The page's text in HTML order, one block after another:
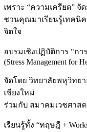
เพราะ “ความเครียด” จั
ชวนคุณมาเรียนรู้เทคนิค
จิตใจ
อบรมเชิงปฏิบัติการ "กา
(Stress Management for
จัดโดย วิทยาลัยพหุวิทย
เชียงใหม่
ร่วมกับ สมาคมเวชศาส
เรียนรู้ทั้ง “ทฤษฎี +